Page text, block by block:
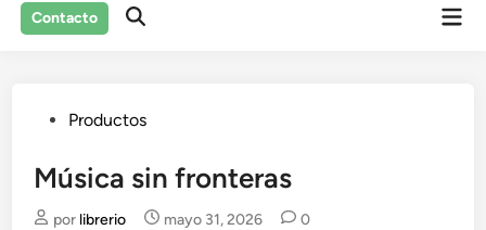
Contacto
Abrir
Publicado
Productos
Música sin fronteras
por librerio mayo 31, 2026 0